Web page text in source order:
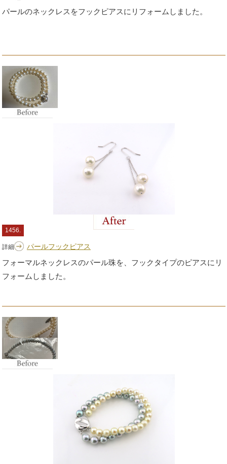
パールのネックレスをフックピアスにリフォームしました。
1456.
詳細 パールフックピアス
フォーマルネックレスのパール珠を、フックタイプのピアスにリ
フォームしました。